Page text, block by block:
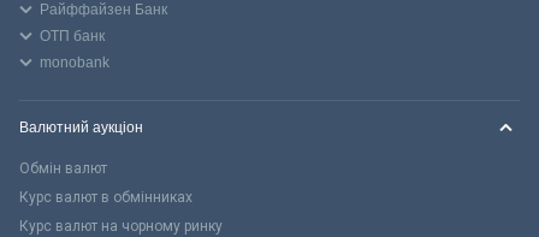
Райффайзен Банк
ОТП банк
monobank
Валютний аукціон
Обмін валют
Курс валют в обмінниках
Курс валют на чорному ринку